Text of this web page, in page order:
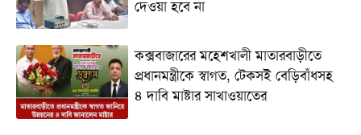
দেওয়া হবে না
কক্সবাজারের মহেশখালী মাতারবাড়ীতে
প্রধানমন্ত্রীকে স্বাগত, টেকসই বেড়িবাঁধসহ
৪ দাবি মাষ্টার সাখাওয়াতের